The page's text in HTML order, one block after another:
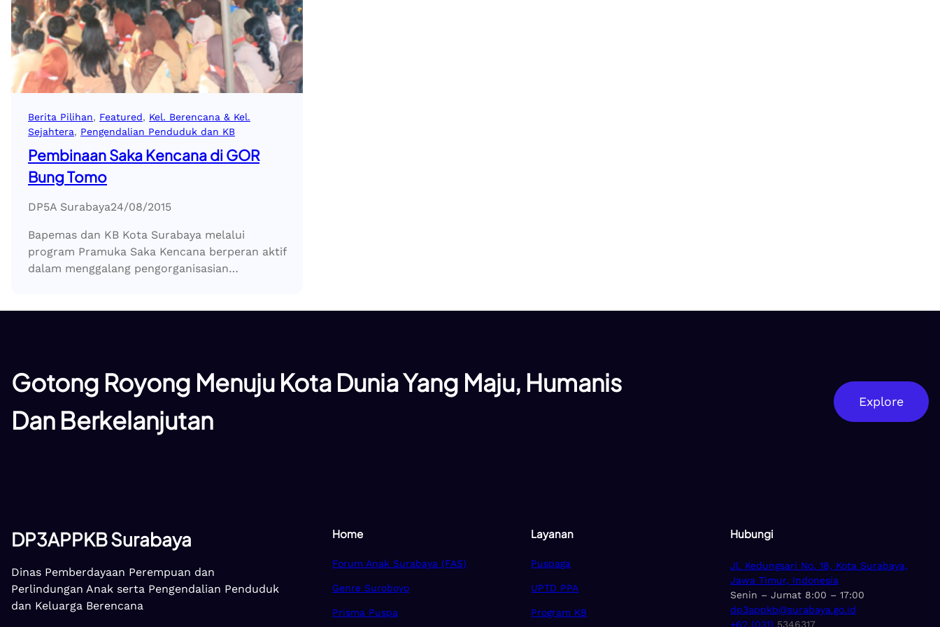
Berita Pilihan, Featured, Kel. Berencana & Kel.
Sejahtera, Pengendalian Penduduk dan KB
Pembinaan Saka Kencana di GOR
Bung Tomo
DP5A Surabaya24/08/2015
Bapemas dan KB Kota Surabaya melalui
program Pramuka Saka Kencana berperan aktif
dalam menggalang pengorganisasian…
Gotong Royong Menuju Kota Dunia Yang Maju, Humanis
Dan Berkelanjutan
Explore
DP3APPKB Surabaya
Dinas Pemberdayaan Perempuan dan
Perlindungan Anak serta Pengendalian Penduduk
dan Keluarga Berencana
Home
Forum Anak Surabaya (FAS)
Genre Suroboyo
Prisma Puspa
Layanan
Puspaga
UPTD PPA
Program KB
Hubungi
Jl. Kedungsari No. 18, Kota Surabaya,
Jawa Timur, Indonesia
Senin – Jumat 8:00 – 17:00
dp3appkb@surabaya.go.id
+62 (031) 5346317